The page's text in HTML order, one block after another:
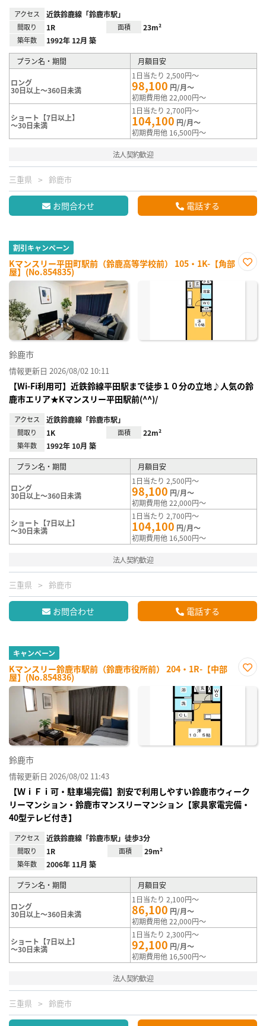
アクセス 近鉄鈴鹿線「鈴鹿市駅」
間取り 1R 面積 23m²
築年数 1992年 12月 築
プラン名・期間 月額目安
ロング
30日以上～360日未満
1日当たり 2,500円～
98,100 円/月～
初期費用他 22,000円～
ショート【7日以上】
～30日未満
1日当たり 2,700円～
104,100 円/月～
初期費用他 16,500円～
法人契約歓迎
三重県 鈴鹿市
お問合わせ 電話する
割引キャンペーン
Kマンスリー平田町駅前（鈴鹿高等学校前） 105・1K-【角部
屋】(No.854835)
に入
鈴鹿市
情報更新日 2026/08/02 10:11
【Wi-Fi利用可】近鉄鈴線平田駅まで徒歩１０分の立地♪人気の鈴
鹿市エリア★Kマンスリー平田駅前(^^)/
アクセス 近鉄鈴鹿線「鈴鹿市駅」
間取り 1K 面積 22m²
築年数 1992年 10月 築
プラン名・期間 月額目安
ロング
30日以上～360日未満
1日当たり 2,500円～
98,100 円/月～
初期費用他 22,000円～
ショート【7日以上】
～30日未満
1日当たり 2,700円～
104,100 円/月～
初期費用他 16,500円～
法人契約歓迎
三重県 鈴鹿市
お問合わせ 電話する
キャンペーン
Kマンスリー鈴鹿市駅前（鈴鹿市役所前） 204・1R-【中部
屋】(No.854836)
に入
鈴鹿市
情報更新日 2026/08/02 11:43
【ＷｉＦｉ可・駐車場完備】割安で利用しやすい鈴鹿市ウィーク
リーマンション・鈴鹿市マンスリーマンション【家具家電完備・
40型テレビ付き】
アクセス 近鉄鈴鹿線「鈴鹿市駅」徒歩3分
間取り 1R 面積 29m²
築年数 2006年 11月 築
プラン名・期間 月額目安
ロング
30日以上～360日未満
1日当たり 2,100円～
86,100 円/月～
初期費用他 22,000円～
ショート【7日以上】
～30日未満
1日当たり 2,300円～
92,100 円/月～
初期費用他 16,500円～
法人契約歓迎
三重県 鈴鹿市